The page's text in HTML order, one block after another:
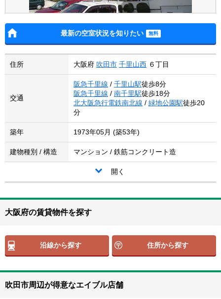
最新の空室状況を知りたい
住所 大阪府 吹田市 千里山西 ６丁目
交通
阪急千里線 / 千里山駅徒歩8分
阪急千里線 / 南千里駅徒歩18分
北大阪急行電鉄南北線 / 緑地公園駅徒歩20
分
築年 1973年05月 (築53年)
建物種別 / 構造 マンション / 鉄筋コンクリート造
開く
大阪府の賃貸物件を探す
沿線から探す 住所から探す
吹田市周辺が得意なエイブル店舗